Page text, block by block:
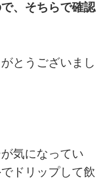
、そちらで確認
とうございまし
気になってい
ドリップして飲